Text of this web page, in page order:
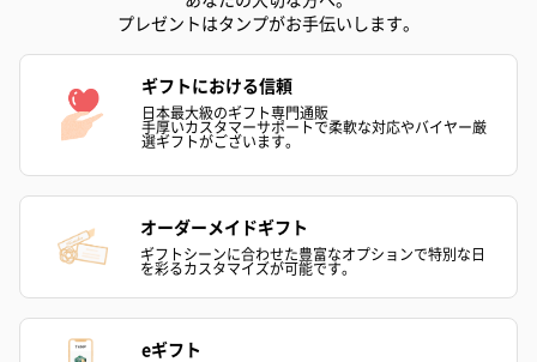
かき氷入浴剤4点セット
（ブルー）（748円）
かき氷入浴剤4点セット
（イエロー）（748円）
バスフラワー
【Thank you
ハンドタオル・ハンカチ
ハンドタオル・ハンカチを同梱してお届けいたします。ギフトへ
の＋αにおすすめです。
プレゼントはタンプがお手伝いします。
ギフトにおける信頼
日本最大級のギフト専門通販
手厚いカスタマーサポートで柔軟な対応やバイヤー厳
選ギフトがございます。
オーダーメイドギフト
ギフトシーンに合わせた豊富なオプションで特別な日
を彩るカスタマイズが可能です。
eギフト